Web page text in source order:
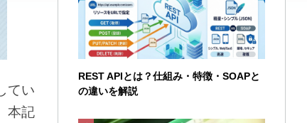
てい
本記
REST APIとは？仕組み・特徴・SOAPと
の違いを解説